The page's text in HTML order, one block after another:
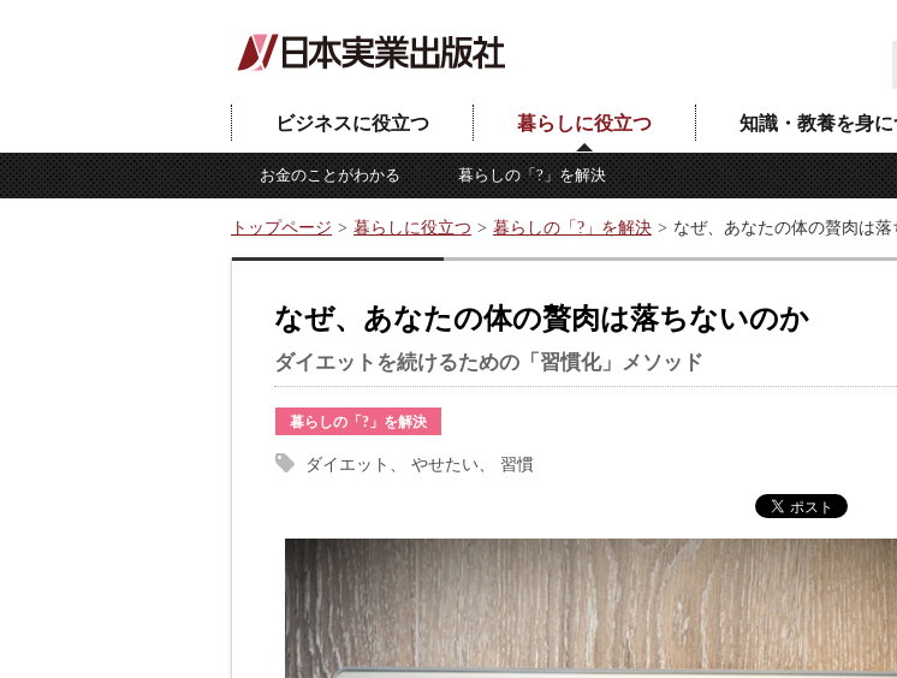
ビジネスに役立つ 暮らしに役立つ
お金のことがわかる 暮らしの「?」を解決
知識・教養を身に
トップページ 暮らしに役立つ 暮らしの「?」を解決 なぜ、あなたの体の贅肉は
なぜ、あなたの体の贅肉は落ちないのか
ダイエットを続けるための「習慣化」メソッド
暮らしの「?」を解決
ダイエット やせたい 習慣